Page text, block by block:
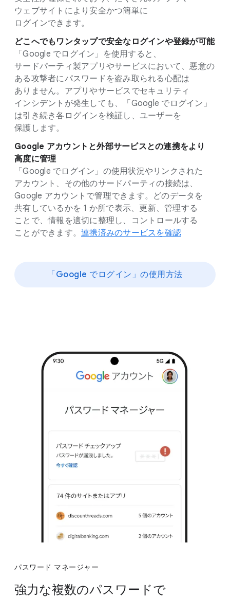
ウェブサイトに​より​安全か​つ簡単に​
ログインできます。
どこへでも​ワンタップで​安全な​ログインや​登録が​可能
「Google で​ログイン」を​使用すると、​
サードパーティ製アプリや​サービスに​おいて、​悪意の​
ある​攻撃者に​パスワードを​盗み取られる​心配は​
ありません。​アプリや​サービスで​セキュリティ
インシデントが​発生しても、​「Google で​ログイン」
は​引き続き各ログインを​検証し、​ユーザーを​
保護します。
Google アカウントと​外部​サービスとの​連携を​より​
高度に​管理
「Google で​ログイン」の​使用状況やリンクされた​
アカウント、​その​他の​サードパーティの​接続は、​
Google アカウントで​管理できます。​どの​データを​
共有しているかを 1 か所で​表示、​更新、​管理する​
ことで、​情報を​適切に​整理し、​コントロールする​
ことができます。 連携済みの​サービスを​確認
「Google で​ログイン」の​使用方​法
パスワード マネージャー
強力な​複数の​パスワードで​